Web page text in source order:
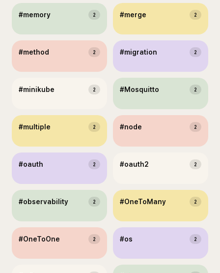
#memory 2 #merge 2
#method 2 #migration 2
#minikube 2 #Mosquitto 2
#multiple 2 #node 2
#oauth 2 #oauth2 2
#observability 2 #OneToMany 2
#OneToOne 2 #os 2